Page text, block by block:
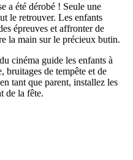
a été dérobé ! Seule une
le retrouver. Les enfants
épreuves et affronter de
la main sur le précieux butin.
cinéma guide les enfants à
bruitages de tempête et de
tant que parent, installez les
de la fête.